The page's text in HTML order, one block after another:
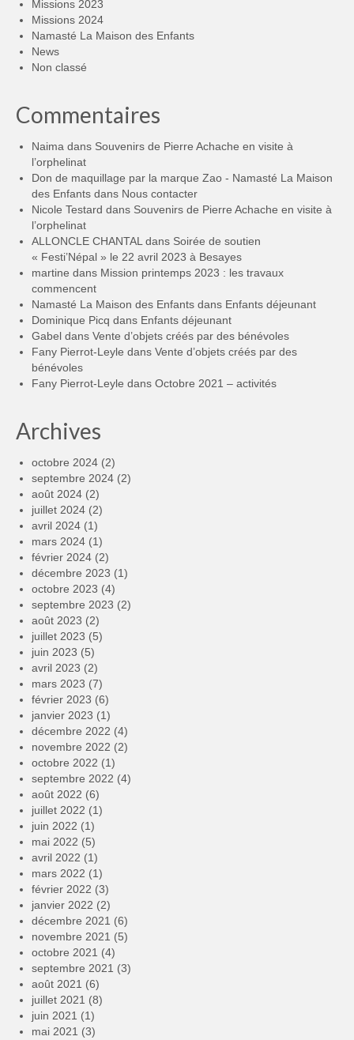
Missions 2023
Missions 2024
Namasté La Maison des Enfants
News
Non classé
Commentaires
Naima dans Souvenirs de Pierre Achache en visite à
l’orphelinat
Don de maquillage par la marque Zao - Namasté La Maison
des Enfants dans Nous contacter
Nicole Testard dans Souvenirs de Pierre Achache en visite à
l’orphelinat
ALLONCLE CHANTAL dans Soirée de soutien
« Festi’Népal » le 22 avril 2023 à Besayes
martine dans Mission printemps 2023 : les travaux
commencent
Namasté La Maison des Enfants dans Enfants déjeunant
Dominique Picq dans Enfants déjeunant
Gabel dans Vente d’objets créés par des bénévoles
Fany Pierrot-Leyle dans Vente d’objets créés par des
bénévoles
Fany Pierrot-Leyle dans Octobre 2021 – activités
Archives
octobre 2024 (2)
septembre 2024 (2)
août 2024 (2)
juillet 2024 (2)
avril 2024 (1)
mars 2024 (1)
février 2024 (2)
décembre 2023 (1)
octobre 2023 (4)
septembre 2023 (2)
août 2023 (2)
juillet 2023 (5)
juin 2023 (5)
avril 2023 (2)
mars 2023 (7)
février 2023 (6)
janvier 2023 (1)
décembre 2022 (4)
novembre 2022 (2)
octobre 2022 (1)
septembre 2022 (4)
août 2022 (6)
juillet 2022 (1)
juin 2022 (1)
mai 2022 (5)
avril 2022 (1)
mars 2022 (1)
février 2022 (3)
janvier 2022 (2)
décembre 2021 (6)
novembre 2021 (5)
octobre 2021 (4)
septembre 2021 (3)
août 2021 (6)
juillet 2021 (8)
juin 2021 (1)
mai 2021 (3)